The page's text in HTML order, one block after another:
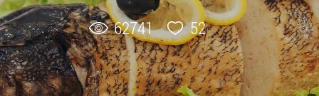
ПОТРЕБИТЕЛЯМ
АКЦИИ
ПРЕСС-ЦЕНТР
62741 52